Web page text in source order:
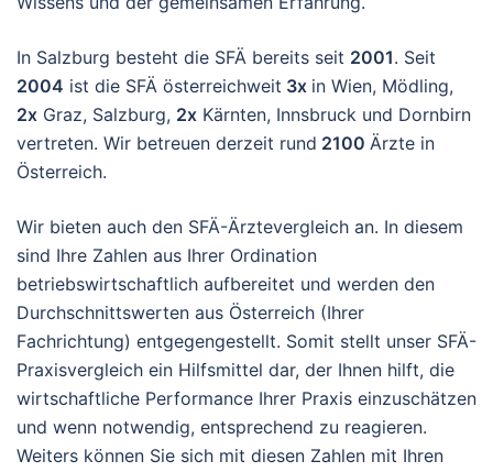
In Salzburg besteht die SFÄ bereits seit 2001. Seit
2004 ist die SFÄ österreichweit 3x in Wien, Mödling,
2x Graz, Salzburg, 2x Kärnten, Innsbruck und Dornbirn
vertreten. Wir betreuen derzeit rund 2100 Ärzte in
Österreich.
Wir bieten auch den SFÄ-Ärztevergleich an. In diesem
sind Ihre Zahlen aus Ihrer Ordination
betriebswirtschaftlich aufbereitet und werden den
Durchschnittswerten aus Österreich (Ihrer
Fachrichtung) entgegengestellt. Somit stellt unser SFÄ-
Praxisvergleich ein Hilfsmittel dar, der Ihnen hilft, die
wirtschaftliche Performance Ihrer Praxis einzuschätzen
und wenn notwendig, entsprechend zu reagieren.
Weiters können Sie sich mit diesen Zahlen mit Ihren